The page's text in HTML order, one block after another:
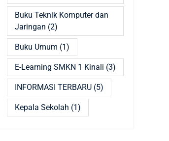
Buku Teknik Komputer dan
Jaringan (2)
Buku Umum (1)
E-Learning SMKN 1 Kinali (3)
INFORMASI TERBARU(5)
Kepala Sekolah (1)